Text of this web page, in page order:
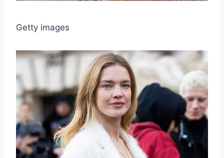
Getty images